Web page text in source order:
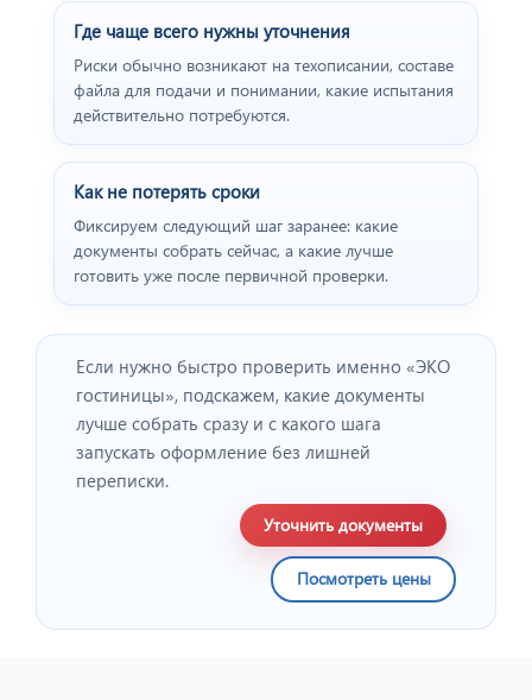
Где чаще всего нужны уточнения
Риски обычно возникают на техописании, составе
файла для подачи и понимании, какие испытания
действительно потребуются.
Как не потерять сроки
Фиксируем следующий шаг заранее: какие
документы собрать сейчас, а какие лучше
готовить уже после первичной проверки.
Если нужно быстро проверить именно «ЭКО
гостиницы», подскажем, какие документы
лучше собрать сразу и с какого шага
запускать оформление без лишней
переписки.
Уточнить документы
Посмотреть цены